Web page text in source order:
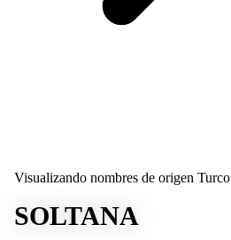
Visualizando nombres de origen Turco
SOLTANA